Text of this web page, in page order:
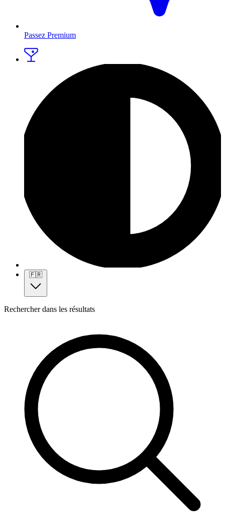
Passez Premium
🇫🇷
Rechercher dans les résultats